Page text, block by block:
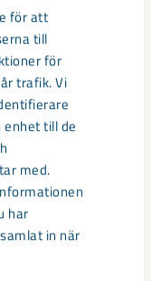
för att
till
för
trafik. Vi
till de
med.
har
in när
Kiruna
2026
av fastigheter i